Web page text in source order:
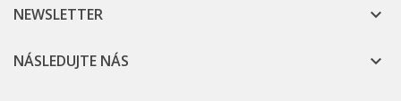
NEWSLETTER 
NÁSLEDUJTE NÁS 